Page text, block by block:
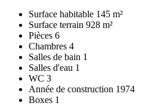
Surface habitable 145 m²
Surface terrain 928 m²
Pièces 6
Chambres 4
Salles de bain 1
Salles d'eau 1
WC 3
Année de construction 1974
Boxes 1